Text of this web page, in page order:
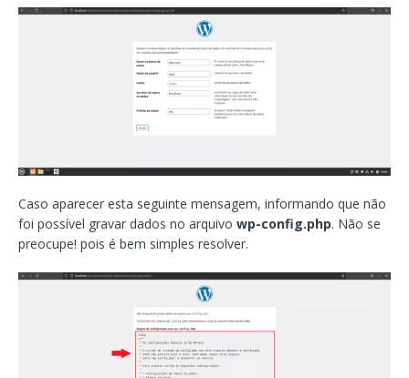
Caso aparecer esta seguinte mensagem, informando que não
foi possível gravar dados no arquivo wp-config.php. Não se
preocupe! pois é bem simples resolver.